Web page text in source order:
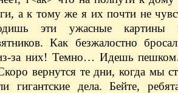
а к тому же я их почти не
эти ужасные картины
Как безжалостно
за них! Темно… Идешь
вернутся те дни, когда мы
гигантские дела. Бейте,